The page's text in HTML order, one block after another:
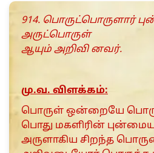
914. பொருட்பொருளார்
அருட்பொருள்
ஆயும் அறிவி னவர்.
மு.வ. விளக்கம்:
பொருள் ஒன்றையே
பொது மகளிரின்
அருளாகிய சிறந்த